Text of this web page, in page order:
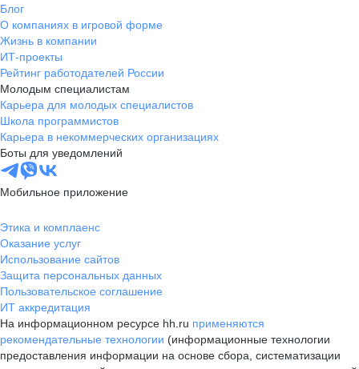
Блог
О компаниях в игровой форме
Жизнь в компании
ИТ-проекты
Рейтинг работодателей России
Молодым специалистам
Карьера для молодых специалистов
Школа программистов
Карьера в некоммерческих организациях
Боты для уведомлений
Мобильное приложение
Этика и комплаенс
Оказание услуг
Использование сайтов
Защита персональных данных
Пользовательское соглашение
ИТ аккредитация
На информационном ресурсе hh.ru применяются
рекомендательные технологии (информационные технологии
предоставления информации на основе сбора, систематизации